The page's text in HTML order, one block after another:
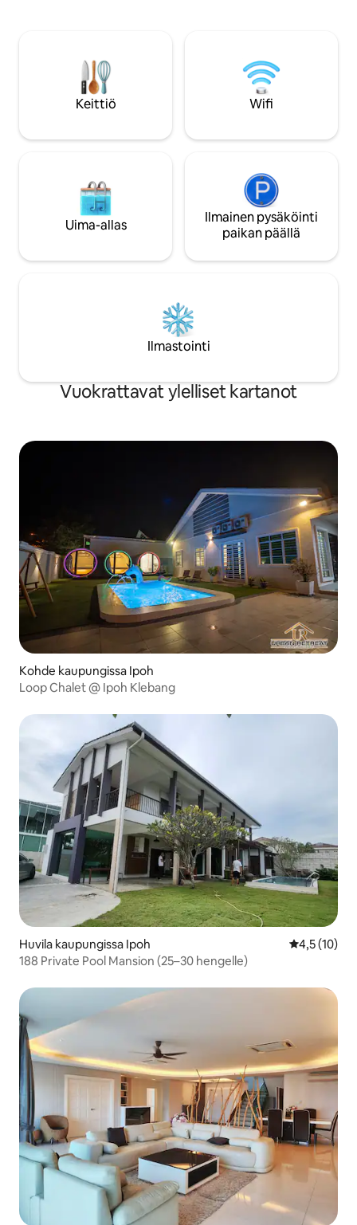
huonekaluja jne. Täällä vieraat voivat
nauttia upeasta majoituskokemuksesta,
johon mahtuu yhteensä 12 henkilöä. Se
on täydellinen suurille perheille tai
unohtumattoman loman Ipon
päässä Ipohin
päässä Ipohin
Lost Worldistä ja
Keittiö Wifi
Uima-allas
Ilmainen pysäköinti
paikan päällä
Ilmastointi
Vuokrattavat ylelliset kartanot
Kohde kaupungissa Ipoh
Loop Chalet @ Ipoh Klebang
Huvila kaupungissa Ipoh
4,5 (10)
188 Private Pool Mansion (25–30 hengelle)